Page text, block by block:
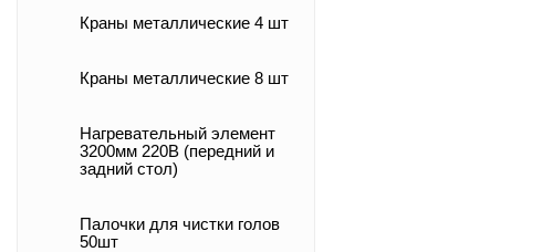
Краны металлические 4 шт
Краны металлические 8 шт
Нагревательный элемент
3200мм 220В (передний и
задний стол)
Палочки для чистки голов
50шт